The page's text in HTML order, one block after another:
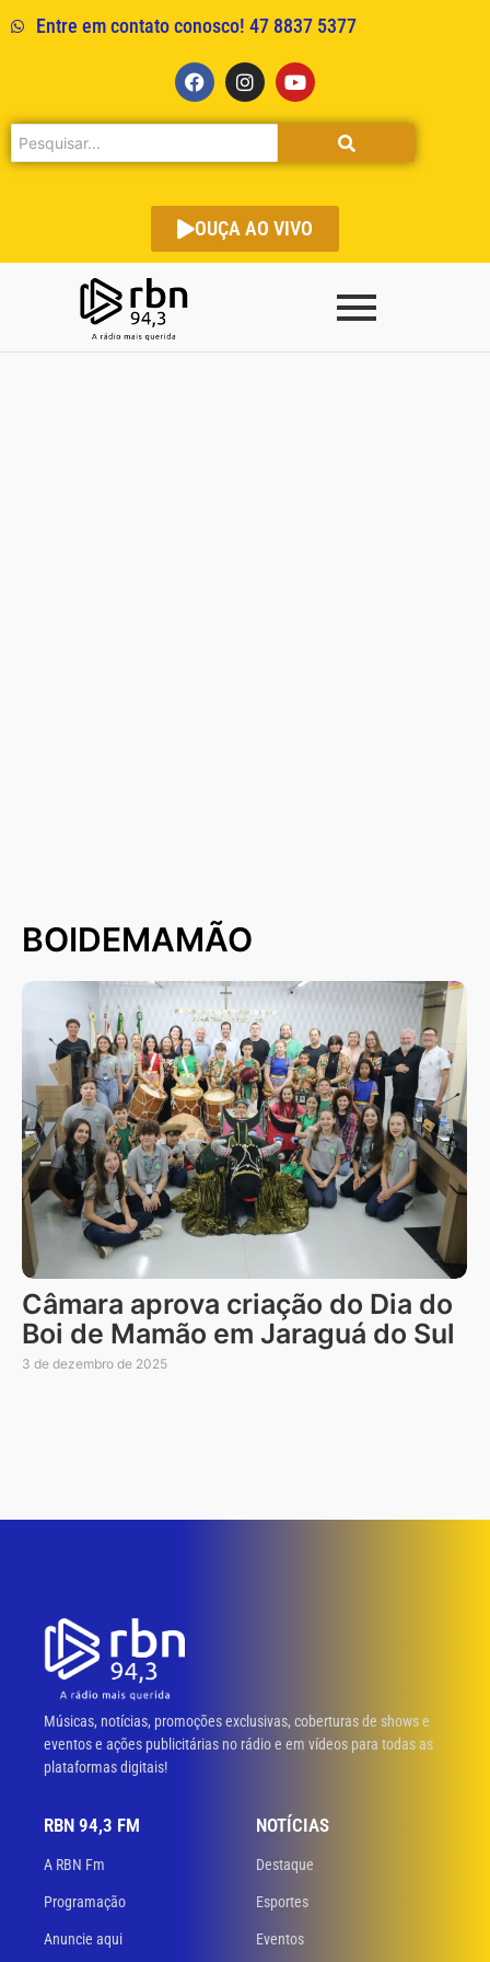
Entre em contato conosco! 47 8837 5377
OUÇA AO VIVO
BOIDEMAMÃO
Câmara aprova criação do Dia do
Boi de Mamão em Jaraguá do Sul
3 de dezembro de 2025
Músicas, notícias, promoções exclusivas, coberturas de shows e
eventos e ações publicitárias no rádio e em vídeos para todas as
plataformas digitais!
RBN 94,3 FM
A RBN Fm
Programação
Anuncie aqui
NOTÍCIAS
Destaque
Esportes
Eventos